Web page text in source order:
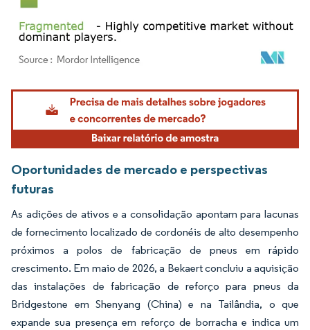
Imagem © Mordor Intelligence. O reuso requer atribuição conforme CC BY 4.0.
Oportunidades de mercado e perspectivas
futuras
As adições de ativos e a consolidação apontam para lacunas
de fornecimento localizado de cordonéis de alto desempenho
próximos a polos de fabricação de pneus em rápido
crescimento. Em maio de 2026, a Bekaert concluiu a aquisição
das instalações de fabricação de reforço para pneus da
Bridgestone em Shenyang (China) e na Tailândia, o que
expande sua presença em reforço de borracha e indica um